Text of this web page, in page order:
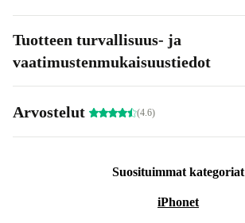
Tuotteen turvallisuus- ja
vaatimustenmukaisuustiedot
Arvostelut (4.6)
Suosituimmat kategoriat
iPhonet